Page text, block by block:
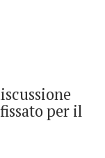
per il